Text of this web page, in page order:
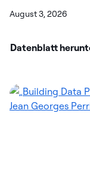
August 3, 2026
Datenblatt